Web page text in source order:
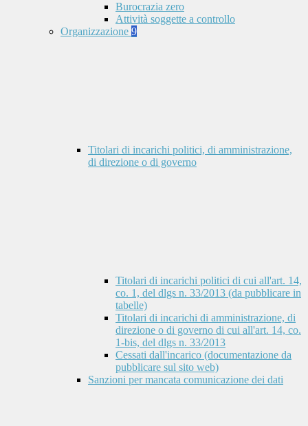
Burocrazia zero
Attività soggette a controllo
Organizzazione 9
Titolari di incarichi politici, di amministrazione,
di direzione o di governo
Titolari di incarichi politici di cui all'art. 14,
co. 1, del dlgs n. 33/2013 (da pubblicare in
tabelle)
Titolari di incarichi di amministrazione, di
direzione o di governo di cui all'art. 14, co.
1-bis, del dlgs n. 33/2013
Cessati dall'incarico (documentazione da
pubblicare sul sito web)
Sanzioni per mancata comunicazione dei dati